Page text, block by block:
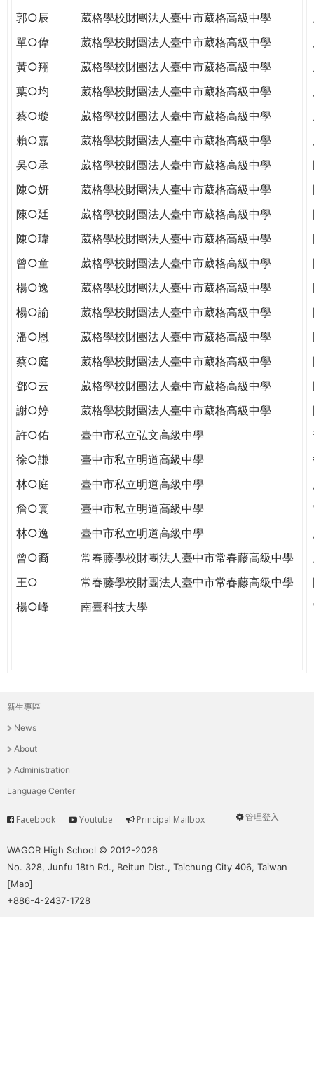
郭○辰 葳格學校財團法人臺中市葳格高級中學
單○偉
葳格學校財團法人臺中市葳格高級中學
黃○翔
葳格學校財團法人臺中市葳格高級中學
葉○均
葳格學校財團法人臺中市葳格高級中學
蔡○璇
葳格學校財團法人臺中市葳格高級中學
賴○嘉
葳格學校財團法人臺中市葳格高級中學
吳○承
葳格學校財團法人臺中市葳格高級中學
陳○妍
葳格學校財團法人臺中市葳格高級中學
陳○廷
葳格學校財團法人臺中市葳格高級中學
陳○瑋
葳格學校財團法人臺中市葳格高級中學
曾○童
葳格學校財團法人臺中市葳格高級中學
楊○逸
葳格學校財團法人臺中市葳格高級中學
楊○諭
葳格學校財團法人臺中市葳格高級中學
潘○恩
葳格學校財團法人臺中市葳格高級中學
蔡○庭
葳格學校財團法人臺中市葳格高級中學
鄧○云
葳格學校財團法人臺中市葳格高級中學
謝○婷
葳格學校財團法人臺中市葳格高級中學
許○佑
臺中市私立弘文高級中學
徐○謙
臺中市私立明道高級中學
林○庭
臺中市私立明道高級中學
詹○寰
臺中市私立明道高級中學
林○逸
臺中市私立明道高級中學
曾○裔
常春藤學校財團法人臺中市常春藤高級中學
王○
常春藤學校財團法人臺中市常春藤高級中學
楊○峰
南臺科技大學
主
選
單
新生專區
News
About
Administration
Language Center
User
管理登入
Service
Facebook Youtube Principal Mailbox
WAGOR High School © 2012-2026
No. 328, Junfu 18th Rd., Beitun Dist., Taichung City 406, Taiwan
[Map]
+886-4-2437-1728